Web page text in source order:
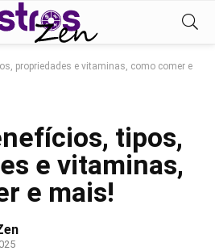
propriedades e vitaminas, como comer e
tipos,
e vitaminas,
e mais!